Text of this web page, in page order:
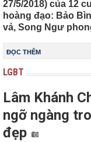
27/5/2018) của 12
hoàng đạo: Bảo
vả, Song Ngư
ĐỌC THÊM
LGBT
Lâm Khánh
ngỡ ngàng
đẹp